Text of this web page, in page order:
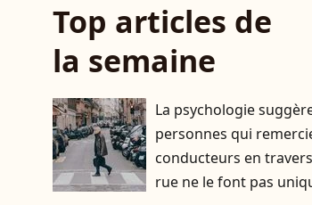
Top articles de
la semaine
La psychologie
personnes qui
conducteurs en
rue ne le font pas